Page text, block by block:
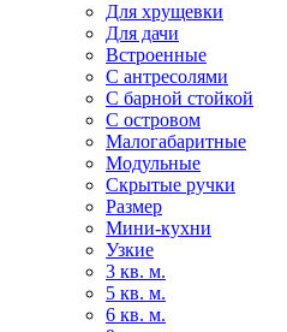
Для хрущевки
Для дачи
Встроенные
С антресолями
С барной стойкой
С островом
Малогабаритные
Модульные
Скрытые ручки
Размер
Мини-кухни
Узкие
3 кв. м.
5 кв. м.
6 кв. м.